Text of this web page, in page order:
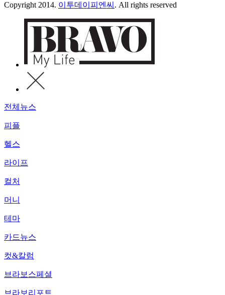
Copyright 2014. 이투데이피엔씨 . All rights reserved
전체뉴스
피플
헬스
라이프
컬처
머니
테마
카드뉴스
컷&칼럼
브라보스페셜
브라보리포트